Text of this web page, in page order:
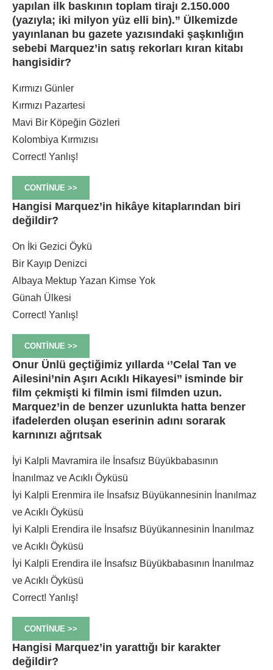
yapılan ilk baskının toplam tirajı 2.150.000
(yazıyla; iki milyon yüz elli bin).” Ülkemizde
yayınlanan bu gazete yazısındaki şaşkınlığın
sebebi Marquez’in satış rekorları kıran kitabı
hangisidir?
Kırmızı Günler
Kırmızı Pazartesi
Mavi Bir Köpeğin Gözleri
Kolombiya Kırmızısı
Correct! Yanlış!
CONTINUE >>
Hangisi Marquez’in hikâye kitaplarından biri
değildir?
On İki Gezici Öykü
Bir Kayıp Denizci
Albaya Mektup Yazan Kimse Yok
Günah Ülkesi
Correct! Yanlış!
CONTINUE >>
Onur Ünlü geçtiğimiz yıllarda ‘’Celal Tan ve
Ailesini’nin Aşırı Acıklı Hikayesi’’ isminde bir
film çekmişti ki filmin ismi filmden uzun.
Marquez’in de benzer uzunlukta hatta benzer
ifadelerden oluşan eserinin adını sorarak
karnınızı ağrıtsak
İyi Kalpli Mavramira ile İnsafsız Büyükbabasının
İnanılmaz ve Acıklı Öyküsü
İyi Kalpli Erenmira ile İnsafsız Büyükannesinin İnanılmaz
ve Acıklı Öyküsü
İyi Kalpli Erendira ile İnsafsız Büyükannesinin İnanılmaz
ve Acıklı Öyküsü
İyi Kalpli Erendira ile İnsafsız Büyükbabasının İnanılmaz
ve Acıklı Öyküsü
Correct! Yanlış!
CONTINUE >>
Hangisi Marquez’in yarattığı bir karakter
değildir?